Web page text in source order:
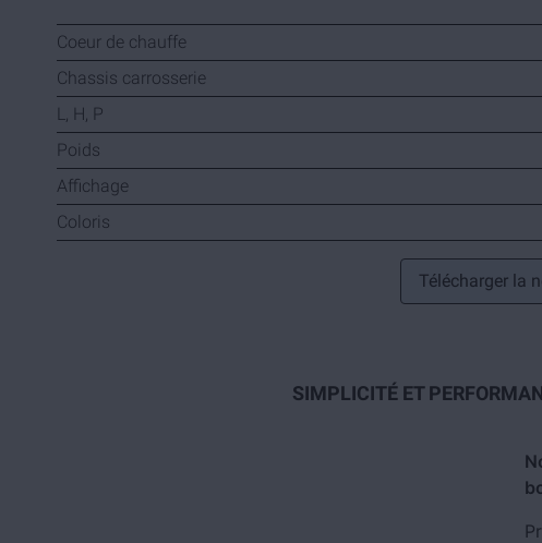
Coeur de chauffe
Chassis carrosserie
L, H, P
Poids
Affichage
Coloris
Télécharger la
SIMPLICITÉ ET